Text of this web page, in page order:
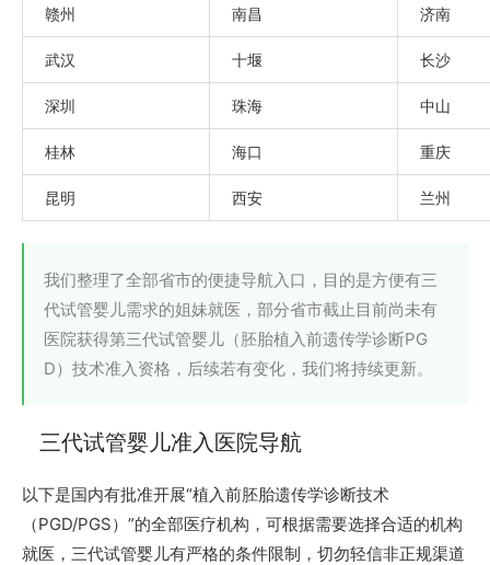
赣州 南昌 济南
武汉 十堰 长沙
深圳 珠海 中山
桂林 海口 重庆
昆明 西安 兰州
我们整理了全部省市的便捷导航入口，目的是方便有三
代试管婴儿需求的姐妹就医，部分省市截止目前尚未有
医院获得第三代试管婴儿（胚胎植入前遗传学诊断PG
D）技术准入资格，后续若有变化，我们将持续更新。
三代试管婴儿准入医院导航
以下是国内有批准开展“植入前胚胎遗传学诊断技术
（PGD/PGS）”的全部医疗机构，可根据需要选择合适的机构
就医，三代试管婴儿有严格的条件限制，切勿轻信非正规渠道